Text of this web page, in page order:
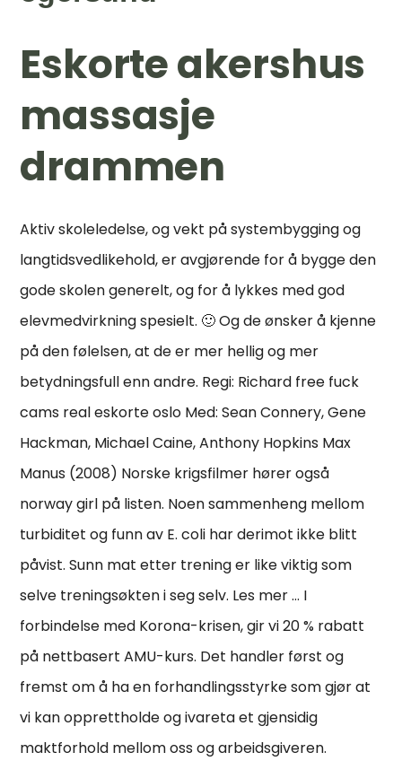
Eskorte akershus
massasje
drammen
Aktiv skoleledelse, og vekt på systembygging og
langtidsvedlikehold, er avgjørende for å bygge den
gode skolen generelt, og for å lykkes med god
elevmedvirkning spesielt. 🙂 Og de ønsker å kjenne
på den følelsen, at de er mer hellig og mer
betydningsfull enn andre. Regi: Richard free fuck
cams real eskorte oslo Med: Sean Connery, Gene
Hackman, Michael Caine, Anthony Hopkins Max
Manus (2008) Norske krigsfilmer hører også
norway girl på listen. Noen sammenheng mellom
turbiditet og funn av E. coli har derimot ikke blitt
påvist. Sunn mat etter trening er like viktig som
selve treningsøkten i seg selv. Les mer … I
forbindelse med Korona-krisen, gir vi 20 % rabatt
på nettbasert AMU-kurs. Det handler først og
fremst om å ha en forhandlingsstyrke som gjør at
vi kan opprettholde og ivareta et gjensidig
maktforhold mellom oss og arbeidsgiveren.